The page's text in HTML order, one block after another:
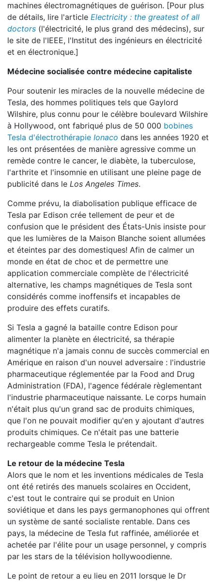
machines électromagnétiques de guérison. [Pour plus
de détails, lire l'article Electricity : the greatest of all
doctors (l'électricité, le plus grand des médecins), sur
le site de l'IEEE, l'Institut des ingénieurs en électricité
et en électronique.]
Médecine socialisée contre médecine capitaliste
Pour soutenir les miracles de la nouvelle médecine de
Tesla, des hommes politiques tels que Gaylord
Wilshire, plus connu pour le célèbre boulevard Wilshire
à Hollywood, ont fabriqué plus de 50 000 bobines
Tesla d'électrothérapie Ionaco dans les années 1920 et
les ont présentées de manière agressive comme un
remède contre le cancer, le diabète, la tuberculose,
l'arthrite et l'insomnie en utilisant une pleine page de
publicité dans le Los Angeles Times.
Comme prévu, la diabolisation publique efficace de
Tesla par Edison crée tellement de peur et de
confusion que le président des États-Unis insiste pour
que les lumières de la Maison Blanche soient allumées
et éteintes par des domestiques! Afin de calmer un
monde en état de choc et de permettre une
application commerciale complète de l'électricité
alternative, les champs magnétiques de Tesla sont
considérés comme inoffensifs et incapables de
produire des effets curatifs.
Si Tesla a gagné la bataille contre Edison pour
alimenter la planète en électricité, sa thérapie
magnétique n'a jamais connu de succès commercial en
Amérique en raison d'un nouvel adversaire : l'industrie
pharmaceutique réglementée par la Food and Drug
Administration (FDA), l'agence fédérale règlementant
l'industrie pharmaceutique naissante. Le corps humain
n'était plus qu'un grand sac de produits chimiques,
que l'on ne pouvait modifier qu'en y ajoutant d'autres
produits chimiques. Ce n'était pas une batterie
rechargeable comme Tesla le prétendait.
Le retour de la médecine Tesla
Alors que le nom et les inventions médicales de Tesla
ont été retirés des manuels scolaires en Occident,
c'est tout le contraire qui se produit en Union
soviétique et dans les pays germanophones qui offrent
un système de santé socialiste rentable. Dans ces
pays, la médecine de Tesla fut raffinée, améliorée et
achetée par l'élite pour un usage personnel, y compris
par les stars de la télévision hollywoodienne.
Le point de retour a eu lieu en 2011 lorsque le Dr